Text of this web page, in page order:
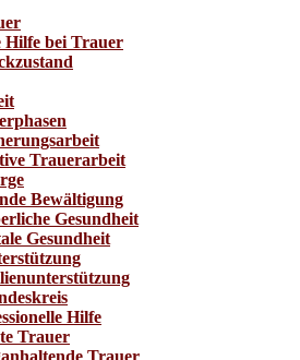
Hilfe bei Trauer
Trauerarbeit
Bewältigung
Gesundheit
Gesundheit
Hilfe
Trauer
Trauer